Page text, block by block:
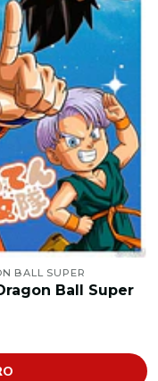
BALL SUPER
Ball Super